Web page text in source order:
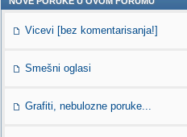
Vicevi [bez komentarisanja!]
Smešni oglasi
Grafiti, nebulozne poruke...